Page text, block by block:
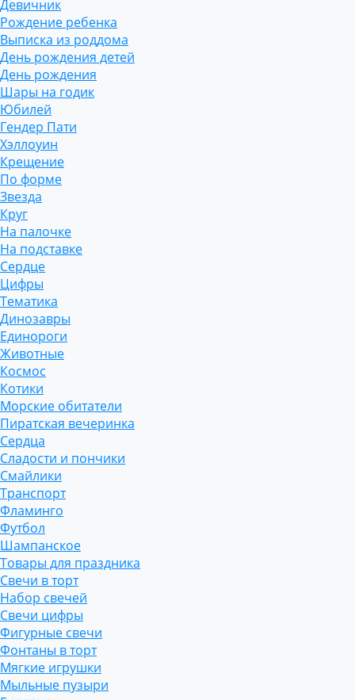
Девичник
Рождение ребенка
Выписка из роддома
День рождения детей
День рождения
Шары на годик
Юбилей
Гендер Пати
Хэллоуин
Крещение
По форме
Звезда
Круг
На палочке
На подставке
Сердце
Цифры
Тематика
Динозавры
Единороги
Животные
Космос
Котики
Морские обитатели
Пиратская вечеринка
Сердца
Сладости и пончики
Смайлики
Транспорт
Фламинго
Футбол
Шампанское
Товары для праздника
Свечи в торт
Набор свечей
Свечи цифры
Фигурные свечи
Фонтаны в торт
Мягкие игрушки
Мыльные пузыри